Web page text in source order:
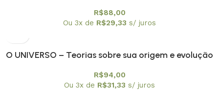
R$88,00
Ou 3x de R$29,33 s/ juros
O UNIVERSO – Teorias sobre sua origem e evolução
R$94,00
Ou 3x de R$31,33 s/ juros